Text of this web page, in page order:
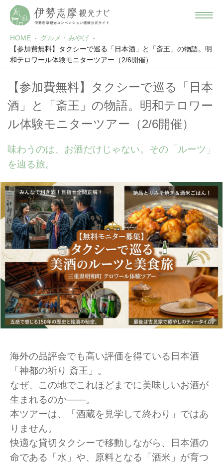
HOME
グルメ・みやげ
【参加費無料】タクシーで巡る「日本酒」と「斎王」の物語。明
和テロワール体験モニターツアー（2/6開催）
【参加費無料】タクシーで巡る「日本
酒」と「斎王」の物語。明和テロワー
ル体験モニターツアー（2/6開催）
味わうのは、お酒だけじゃない。その「ルーツ」
を辿る旅。
海外の品評会でも高い評価を得ている日本酒
「神都の祈り 斎王」。
なぜ、この地でこれほどまでに美味しいお酒が
生まれるのか――。
本ツアーは、「酒蔵を見学して終わり」ではあ
りません。
快適な貸切タクシーで移動しながら、日本酒の
命である「水」や、原料となる「酒米」が育つ